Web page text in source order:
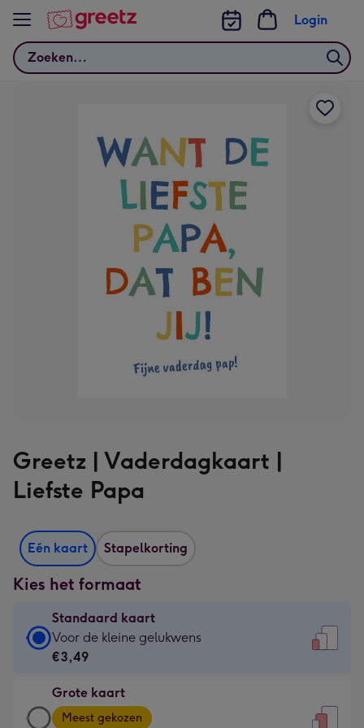
Bekijk meer
Zoeken
Login
Greetz | Vaderdagkaart |
Liefste Papa
Eén kaart Stapelkorting
Kies het formaat
Standaard kaart
Standaard
kaart
€3,49
-
Voor de kleine gelukwens
€3,49
Grote kaart
Grote
Meest gekozen